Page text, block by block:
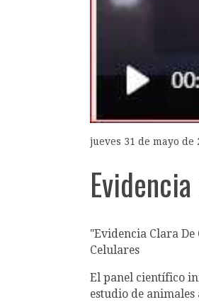
jueves 31 de mayo de
"Evidencia Clara De
Celulares
El panel científico
estudio de animales